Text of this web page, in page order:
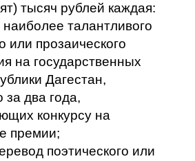
тысяч рублей каждая:
талантливого
или прозаического
на государственных
Дагестан,
за два года,
конкурсу на
премии;
поэтического или